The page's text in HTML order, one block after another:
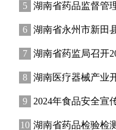
湖南省药品监督管
湖南省永州市新田
湖南省药监局召开
湖南医疗器械产业
2024年食品安全宣
湖南省药品检验检